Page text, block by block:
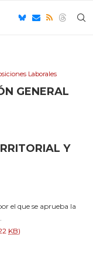
Laborales
GENERAL
Y
el que se aprueba la
KB)